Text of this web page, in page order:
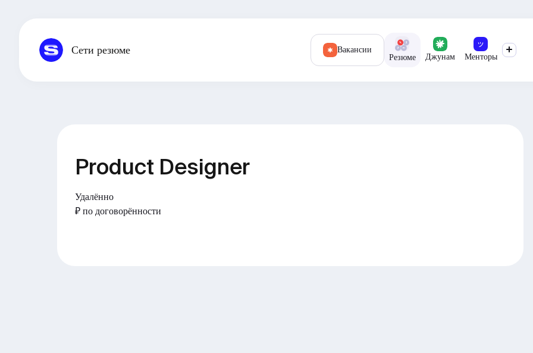
Сети резюме
Вакансии
Резюме
Джунам Менторы
Product Designer
Удалённо
₽ по договорённости